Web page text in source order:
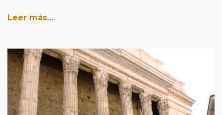
Leer más…